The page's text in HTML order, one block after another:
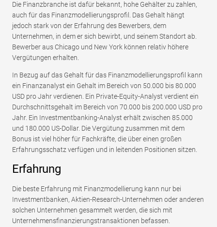
Die Finanzbranche ist dafür bekannt, hohe Gehälter zu zahlen,
auch für das Finanzmodellierungsprofil. Das Gehalt hängt
jedoch stark von der Erfahrung des Bewerbers, dem
Unternehmen, in dem er sich bewirbt, und seinem Standort ab.
Bewerber aus Chicago und New York können relativ höhere
Vergütungen erhalten.
In Bezug auf das Gehalt für das Finanzmodellierungsprofil kann
ein Finanzanalyst ein Gehalt im Bereich von 50.000 bis 80.000
USD pro Jahr verdienen. Ein Private-Equity-Analyst verdient ein
Durchschnittsgehalt im Bereich von 70.000 bis 200.000 USD pro
Jahr. Ein Investmentbanking-Analyst erhält zwischen 85.000
und 180.000 US-Dollar. Die Vergütung zusammen mit dem
Bonus ist viel höher für Fachkräfte, die über einen großen
Erfahrungsschatz verfügen und in leitenden Positionen sitzen.
Erfahrung
Die beste Erfahrung mit Finanzmodellierung kann nur bei
Investmentbanken, Aktien-Research-Unternehmen oder anderen
solchen Unternehmen gesammelt werden, die sich mit
Unternehmensfinanzierungstransaktionen befassen.